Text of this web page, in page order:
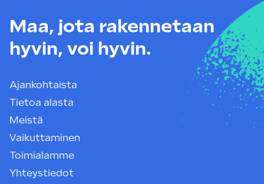
Maa, jota rakennetaan
hyvin, voi hyvin.
Ajankohtaista
Tietoa alasta
Meistä
Vaikuttaminen
Toimialamme
Yhteystiedot